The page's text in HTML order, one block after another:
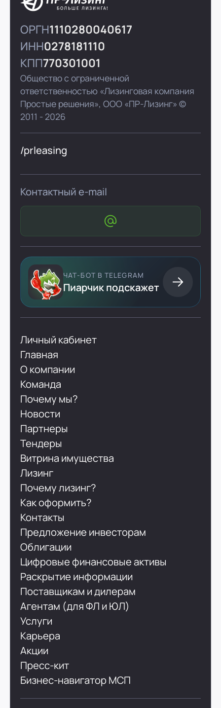
ОРГН1110280040617
ИНН0278181110
КПП770301001
Общество с ограниченной
ответственностью «Лизинговая компания
Простые решения»,ООО «ПР-Лизинг» ©
2011 - 2026
/prleasing
Контактный e-mail
ЧАТ-БОТ В TELEGRAM
Пиарчик подскажет
Личный кабинет
Главная
О компании
Команда
Почему мы?
Новости
Партнеры
Тендеры
Витрина имущества
Лизинг
Почему лизинг?
Как оформить?
Контакты
Предложение инвесторам
Облигации
Цифровые финансовые активы
Раскрытие информации
Поставщикам и дилерам
Агентам (для ФЛ и ЮЛ)
Услуги
Карьера
Акции
Пресс-кит
Бизнес-навигатор МСП